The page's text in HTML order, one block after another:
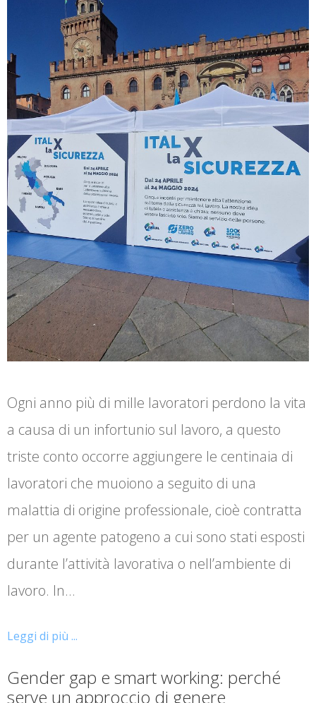
Ogni anno più di mille lavoratori perdono la vita
a causa di un infortunio sul lavoro, a questo
triste conto occorre aggiungere le centinaia di
lavoratori che muoiono a seguito di una
malattia di origine professionale, cioè contratta
per un agente patogeno a cui sono stati esposti
durante l’attività lavorativa o nell’ambiente di
lavoro. In…
Leggi di più ...
Gender gap e smart working: perché
serve un approccio di genere